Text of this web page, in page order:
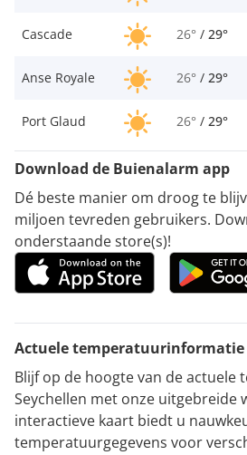
Cascade 26° / 29°
Anse Royale 26° / 29°
Port Glaud 26° / 29°
Download de Buienalarm app
Dé beste manier om droog te
miljoen tevreden gebruikers.
onderstaande store(s)!
Actuele temperatuurinformatie
Blijf op de hoogte van de actuele
Seychellen met onze uitgebreide
interactieve kaart biedt u
temperatuurgegevens voor